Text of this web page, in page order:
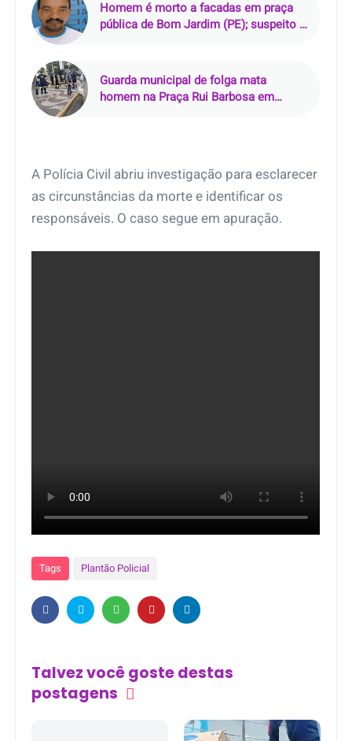
Homem é morto a facadas em praça
pública de Bom Jardim (PE); suspeito é
Guarda municipal de folga mata
homem na Praça Rui Barbosa em
A Polícia Civil abriu investigação para esclarecer
as circunstâncias da morte e identificar os
responsáveis. O caso segue em apuração.
Tags Plantão Policial
Talvez você goste destas
postagens